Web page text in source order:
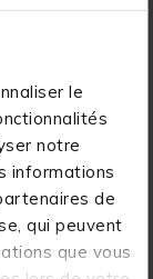
le
notre
informations
de
qui peuvent
que vous
comme
est doté
pour